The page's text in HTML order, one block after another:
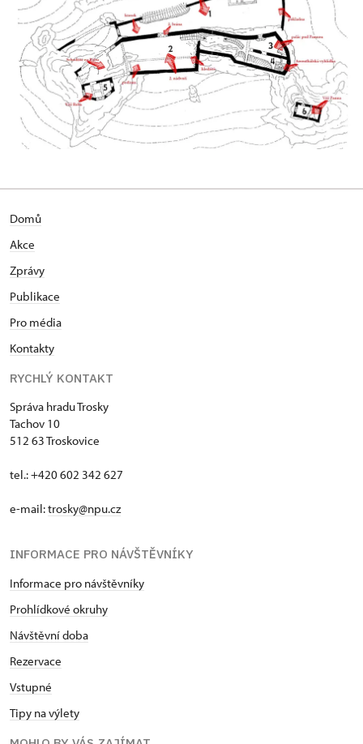
Domů
Akce
Zprávy
Publikace
Pro média
Kontakty
RYCHLÝ KONTAKT
Správa hradu Trosky
Tachov 10
512 63 Troskovice
tel.: +420 602 342 627
e-mail:trosky@npu.cz
INFORMACE PRO NÁVŠTĚVNÍKY
Informace pro návštěvníky
Prohlídkové okruhy
Návštěvní doba
Rezervace
Vstupné
Tipy na výlety